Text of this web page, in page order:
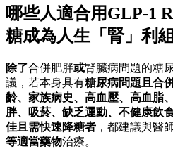
哪些人適合用GLP-1
糖成為人生「腎」利組
除了合併肥胖或腎臟病問題的糖
議，若本身具有糖尿病問題且合
齡、家族病史、高血壓、高血脂
胖、吸菸、缺乏運動、不健康飲食
佳且需快速降糖者 ，都建議與醫
等適當藥物治療。